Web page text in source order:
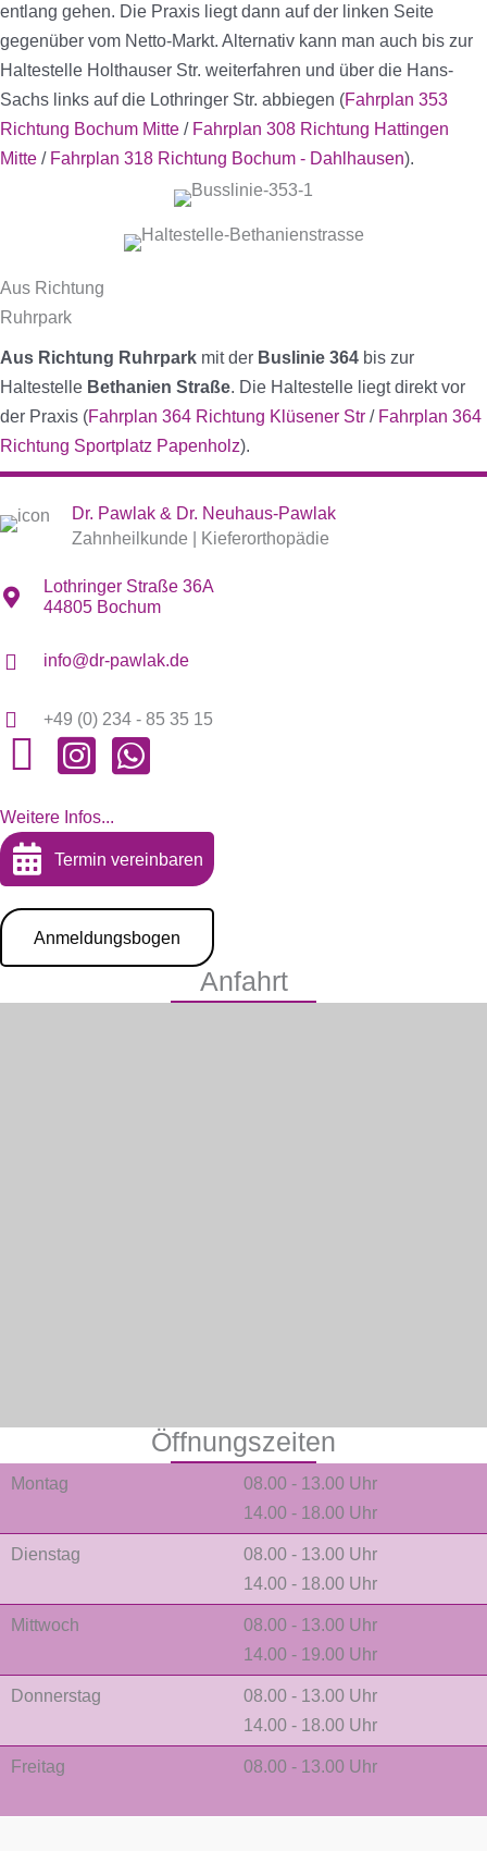
entlang gehen. Die Praxis liegt dann auf der linken Seite
gegenüber vom Netto-Markt. Alternativ kann man auch bis zur
Haltestelle Holthauser Str. weiterfahren und über die Hans-
Sachs links auf die Lothringer Str. abbiegen (Fahrplan 353
Richtung Bochum Mitte / Fahrplan 308 Richtung Hattingen
Mitte / Fahrplan 318 Richtung Bochum - Dahlhausen).
Aus Richtung
Ruhrpark
Aus Richtung Ruhrpark mit der Buslinie 364 bis zur
Haltestelle Bethanien Straße. Die Haltestelle liegt direkt vor
der Praxis (Fahrplan 364 Richtung Klüsener Str / Fahrplan 364
Richtung Sportplatz Papenholz).
Dr. Pawlak & Dr. Neuhaus-Pawlak
Zahnheilkunde | Kieferorthopädie
Lothringer Straße 36A
44805 Bochum
info@dr-pawlak.de
+49 (0) 234 - 85 35 15
Weitere Infos...
Termin vereinbaren
Anmeldungsbogen
Anfahrt
Öffnungszeiten
Montag
08.00 - 13.00 Uhr
14.00 - 18.00 Uhr
Dienstag
08.00 - 13.00 Uhr
14.00 - 18.00 Uhr
Mittwoch
08.00 - 13.00 Uhr
14.00 - 19.00 Uhr
Donnerstag
08.00 - 13.00 Uhr
14.00 - 18.00 Uhr
Freitag 08.00 - 13.00 Uhr